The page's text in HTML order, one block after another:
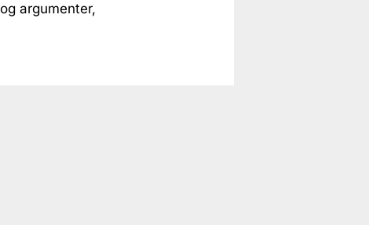
argumenter,